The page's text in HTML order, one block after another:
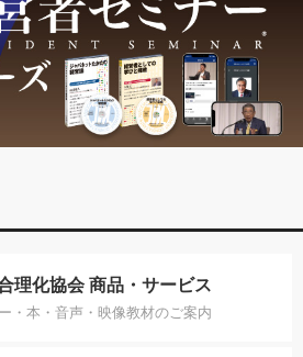
理化協会 商品・サービス
・本・音声・映像教材のご案内